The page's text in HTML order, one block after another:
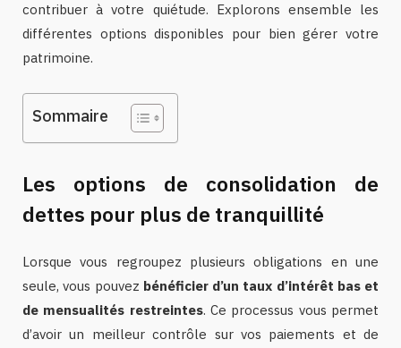
contribuer à votre quiétude. Explorons ensemble les
différentes options disponibles pour bien gérer votre
patrimoine.
Sommaire
Les options de consolidation de
dettes pour plus de tranquillité
Lorsque vous regroupez plusieurs obligations en une
seule, vous pouvez bénéficier d’un taux d’intérêt bas et
de mensualités restreintes. Ce processus vous permet
d’avoir un meilleur contrôle sur vos paiements et de